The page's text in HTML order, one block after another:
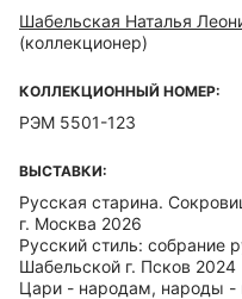
Шабельская Наталья
(коллекционер)
КОЛЛЕКЦИОННЫЙ НОМЕР:
РЭМ 5501-123
ВЫСТАВКИ:
Русская старина.
г. Москва 2026
Русский стиль: собрание
Шабельской г. Псков 2024
Цари - народам, народы -